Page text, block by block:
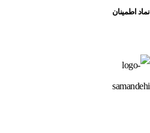
نماد اطمینان